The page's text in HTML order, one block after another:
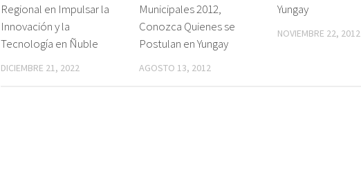
Regional en Impulsar la
Innovación y la
Tecnología en Ñuble
DICIEMBRE 21, 2022
Municipales 2012,
Conozca Quienes se
Postulan en Yungay
AGOSTO 13, 2012
Yungay
NOVIEMBRE 22, 2012